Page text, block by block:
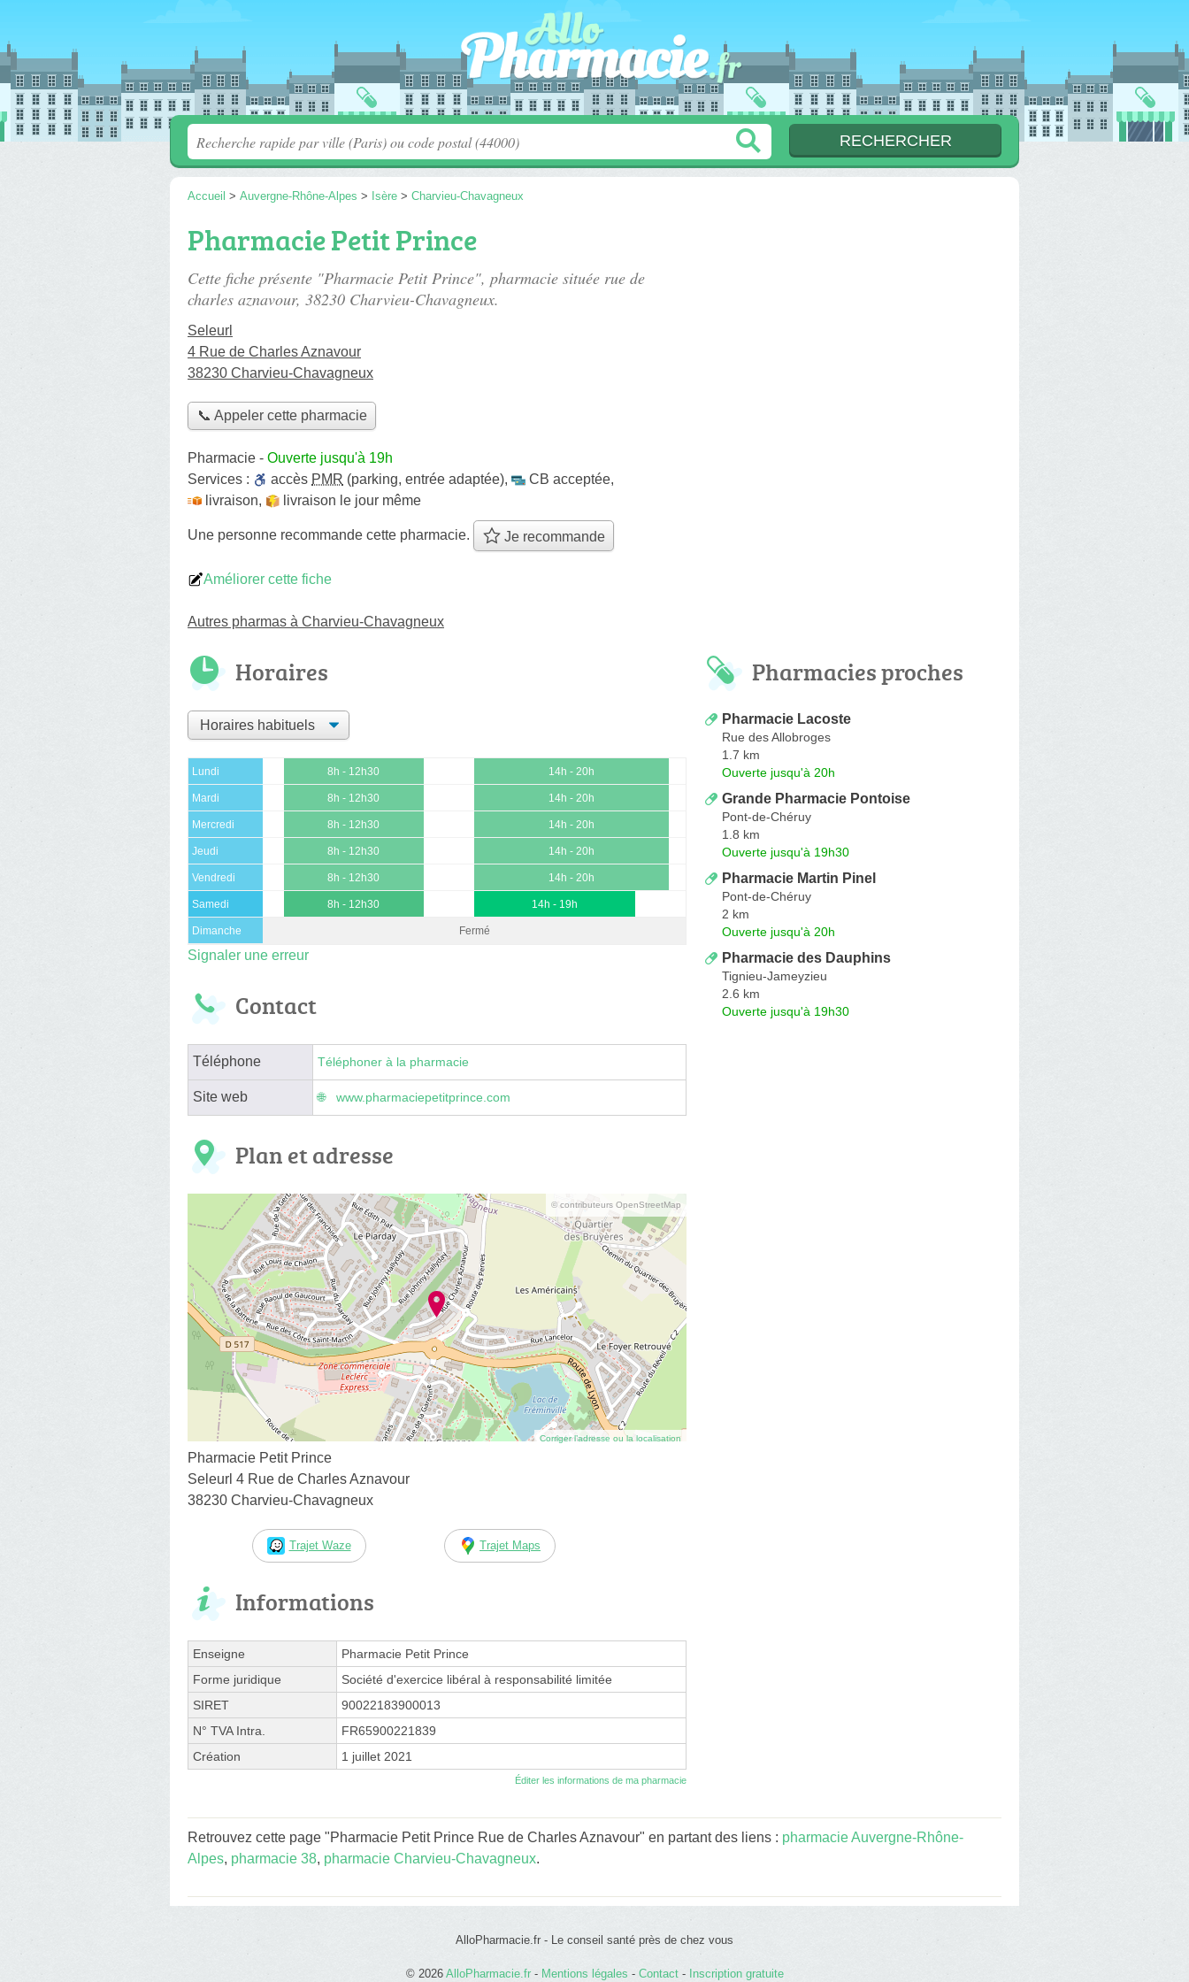
Accueil > Auvergne-Rhône-Alpes > Isère > Charvieu-Chavagneux
Pharmacie Petit Prince
Cette fiche présente "Pharmacie Petit Prince", pharmacie située rue de
charles aznavour, 38230 Charvieu-Chavagneux.
Seleurl
4 Rue de Charles Aznavour
38230 Charvieu-Chavagneux
📞 Appeler cette pharmacie
Pharmacie - Ouverte jusqu'à 19h
Services :
accès PMR (parking, entrée adaptée), CB acceptée,
livraison, livraison le jour même
Une personne recommande cette pharmacie. Je recommande
Améliorer cette fiche
Autres pharmas à Charvieu-Chavagneux
Horaires
Lundi 8h - 12h30 14h - 20h
Mardi 8h - 12h30 14h - 20h
Mercredi 8h - 12h30 14h - 20h
Jeudi 8h - 12h30 14h - 20h
Vendredi 8h - 12h30 14h - 20h
Samedi 8h - 12h30 14h - 19h
Dimanche Fermé
Signaler une erreur
Contact
Téléphone Téléphoner à la pharmacie
Site web www.pharmaciepetitprince.com
Plan et adresse
© contributeurs OpenStreetMap
Corriger l’adresse ou la localisation
Pharmacie Petit Prince
Seleurl 4 Rue de Charles Aznavour
38230 Charvieu-Chavagneux
Trajet Waze Trajet Maps
Informations
Enseigne
Pharmacie Petit Prince
Forme juridique
Société d'exercice libéral à responsabilité limitée
SIRET
90022183900013
N° TVA Intra.
FR65900221839
Création
1 juillet 2021
Éditer les informations de ma pharmacie
Pharmacies proches
Pharmacie Lacoste
Rue des Allobroges
1.7 km
Ouverte jusqu'à 20h
Grande Pharmacie Pontoise
Pont-de-Chéruy
1.8 km
Ouverte jusqu'à 19h30
Pharmacie Martin Pinel
Pont-de-Chéruy
2 km
Ouverte jusqu'à 20h
Pharmacie des Dauphins
Tignieu-Jameyzieu
2.6 km
Ouverte jusqu'à 19h30
Retrouvez cette page "Pharmacie Petit Prince Rue de Charles Aznavour" en partant des liens : pharmacie Auvergne-Rhône-
Alpes, pharmacie 38, pharmacie Charvieu-Chavagneux.
AlloPharmacie.fr - Le conseil santé près de chez vous
© 2026 AlloPharmacie.fr - Mentions légales - Contact- Inscription gratuite